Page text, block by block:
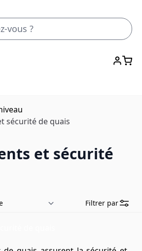
sécurité de quais
et sécurité
Filtrer par